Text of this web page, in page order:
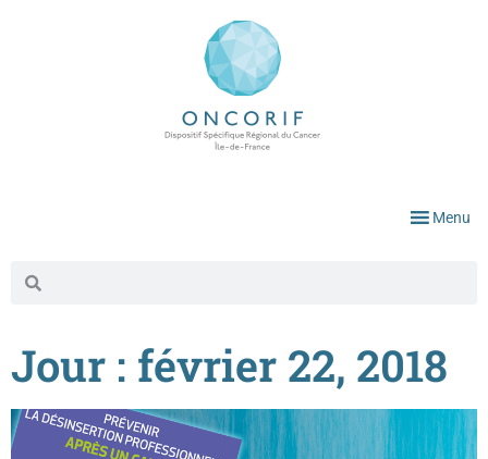
Menu
Jour : février 22, 2018